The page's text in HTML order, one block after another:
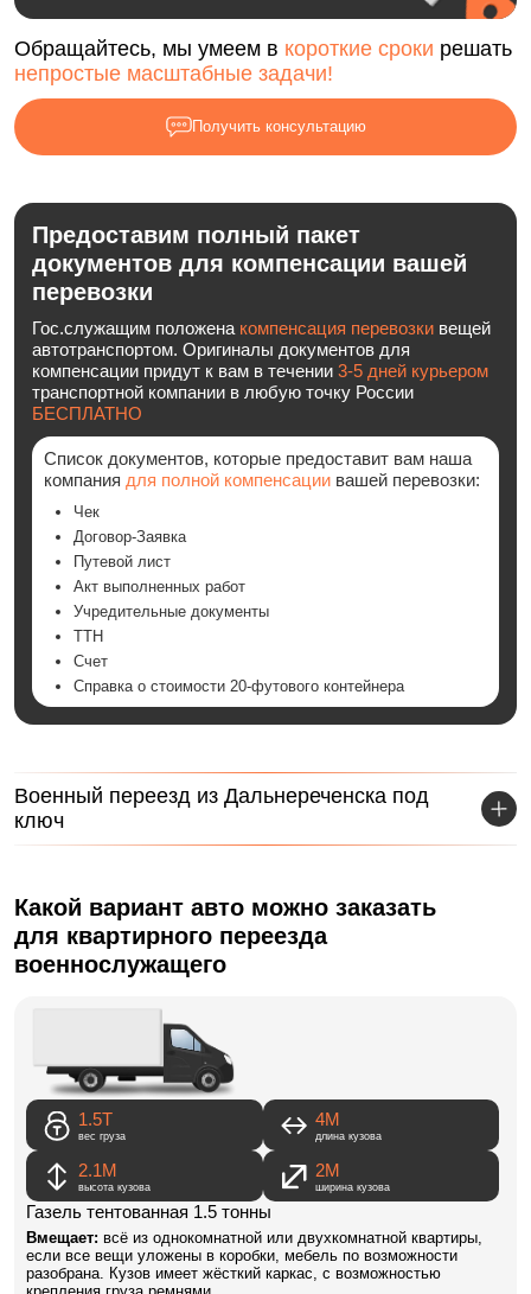
Обращайтесь, мы умеем в короткие сроки решать
непростые масштабные задачи!
Получить консультацию
Предоставим полный пакет
документов для компенсации вашей
перевозки
Гос.служащим положена компенсация перевозки вещей
автотранспортом. Оригиналы документов для
компенсации придут к вам в течении 3-5 дней курьером
транспортной компании в любую точку России
БЕСПЛАТНО
Список документов, которые предоставит вам наша
компания для полной компенсации вашей перевозки:
Чек
Договор-Заявка
Путевой лист
Акт выполненных работ
Учредительные документы
ТТН
Счет
Cправка о стоимости 20-футового контейнера
Военный переезд из Дальнереченска под
ключ
Какой вариант авто можно заказать
для квартирного переезда
военнослужащего
1.5Т
вес груза
4M
длина кузова
2.1М
высота кузова
2М
ширина кузова
Газель тентованная 1.5 тонны
Вмещает: всё из однокомнатной или двухкомнатной квартиры,
если все вещи уложены в коробки, мебель по возможности
разобрана. Кузов имеет жёсткий каркас, с возможностью